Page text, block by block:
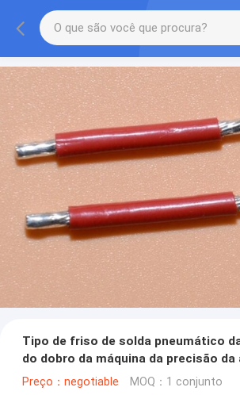
Tipo de friso de solda pneumático
do dobro da máquina da precisão da
conduzido
Preço：negotiable MOQ：1 conjunto